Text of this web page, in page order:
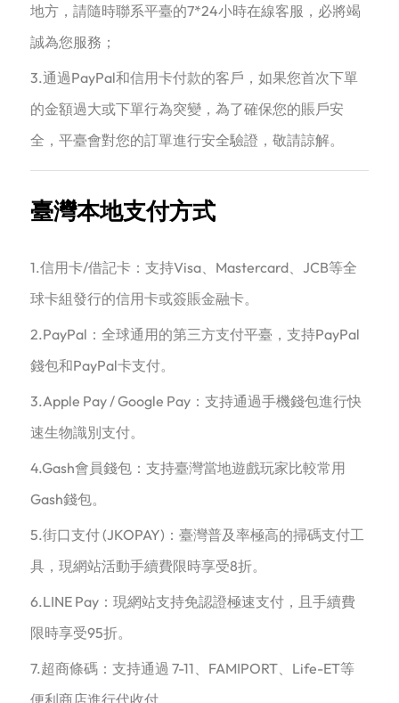
地方，請隨時聯系平臺的7*24小時在線客服，必將竭
誠為您服務；
3.通過PayPal和信用卡付款的客戶，如果您首次下單
的金額過大或下單行為突變，為了確保您的賬戶安
全，平臺會對您的訂單進行安全驗證，敬請諒解。
臺灣本地支付方式
1.信用卡/借記卡：支持Visa、Mastercard、JCB等全
球卡組發行的信用卡或簽賬金融卡。
2.PayPal：全球通用的第三方支付平臺，支持PayPal
錢包和PayPal卡支付。
3.Apple Pay / Google Pay：支持通過手機錢包進行快
速生物識別支付。
4.Gash會員錢包：支持臺灣當地遊戲玩家比較常用
Gash錢包。
5.街口支付 (JKOPAY)：臺灣普及率極高的掃碼支付工
具，現網站活動手續費限時享受8折。
6.LINE Pay：現網站支持免認證極速支付，且手續費
限時享受95折。
7.超商條碼：支持通過 7-11、FAMIPORT、Life-ET等